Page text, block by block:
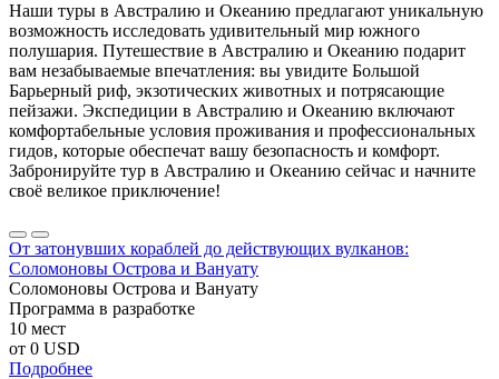
Наши туры в Австралию и Океанию предлагают уникальную
возможность исследовать удивительный мир южного
полушария. Путешествие в Австралию и Океанию подарит
вам незабываемые впечатления: вы увидите Большой
Барьерный риф, экзотических животных и потрясающие
пейзажи. Экспедиции в Австралию и Океанию включают
комфортабельные условия проживания и профессиональных
гидов, которые обеспечат вашу безопасность и комфорт.
Забронируйте тур в Австралию и Океанию сейчас и начните
своё великое приключение!
От затонувших кораблей до действующих вулканов:
Соломоновы Острова и Вануату
Соломоновы Острова и Вануату
Программа в разработке
10 мест
от 0 USD
Подробнее